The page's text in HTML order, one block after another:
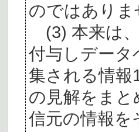
のではありま
(3) 本来は
付与しデータ
集される情報
の見解をま
信元の情報を